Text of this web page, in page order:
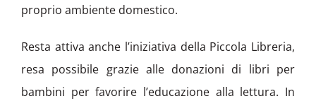
proprio ambiente domestico.
Resta attiva anche l’iniziativa della Piccola Libreria,
resa possibile grazie alle donazioni di libri per
bambini per favorire l’educazione alla lettura. In